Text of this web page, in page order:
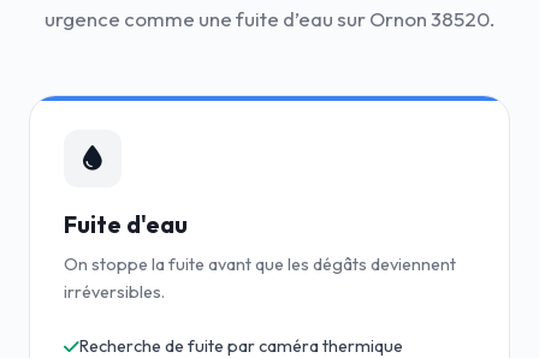
urgence comme une fuite d’eau sur Ornon 38520.
Fuite d'eau
On stoppe la fuite avant que les dégâts deviennent
irréversibles.
Recherche de fuite par caméra thermique